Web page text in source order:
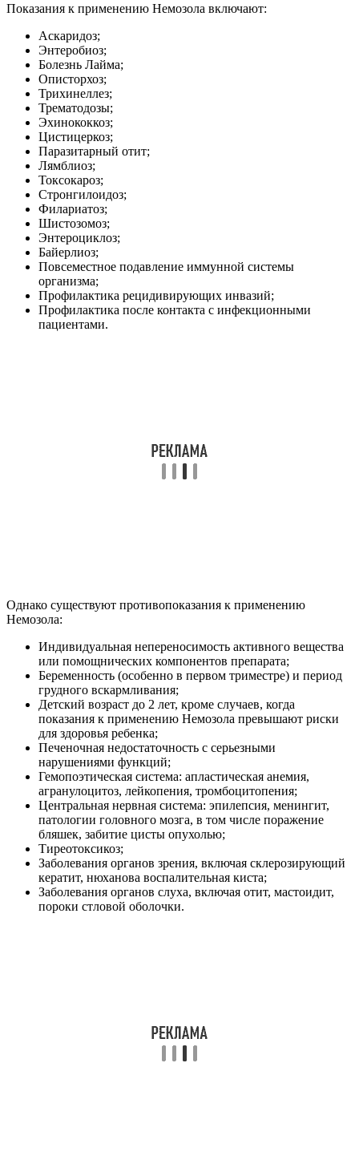
Показания к применению Немозола включают:
Аскаридоз;
Энтеробиоз;
Болезнь Лайма;
Описторхоз;
Трихинеллез;
Трематодозы;
Эхинококкоз;
Цистицеркоз;
Паразитарный отит;
Лямблиоз;
Токсокароз;
Стронгилоидоз;
Филариатоз;
Шистозомоз;
Энтероциклоз;
Байерлиоз;
Повсеместное подавление иммунной системы
организма;
Профилактика рецидивирующих инвазий;
Профилактика после контакта с инфекционными
пациентами.
Однако существуют противопоказания к применению
Немозола:
Индивидуальная непереносимость активного вещества
или помощнических компонентов препарата;
Беременность (особенно в первом триместре) и период
грудного вскармливания;
Детский возраст до 2 лет, кроме случаев, когда
показания к применению Немозола превышают риски
для здоровья ребенка;
Печеночная недостаточность с серьезными
нарушениями функций;
Гемопоэтическая система: апластическая анемия,
агранулоцитоз, лейкопения, тромбоцитопения;
Центральная нервная система: эпилепсия, менингит,
патологии головного мозга, в том числе поражение
бляшек, забитие цисты опухолью;
Тиреотоксикоз;
Заболевания органов зрения, включая склерозирующий
кератит, нюханова воспалительная киста;
Заболевания органов слуха, включая отит, мастоидит,
пороки стловой оболочки.